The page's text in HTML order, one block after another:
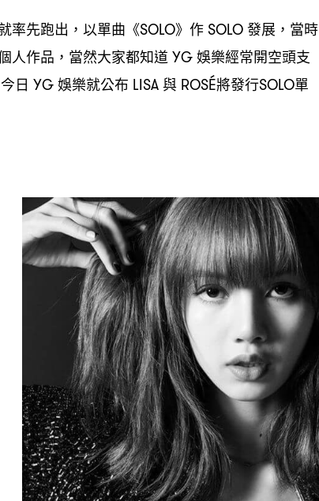
率先跑出 ， 以單曲《SOLO》作 SOLO發展 ， 當時
人作品 ， 當然大家都知道YG娛樂經常開空頭支
日 YG娛樂就公布 LISA與 ROSÉ將發行SOLO單